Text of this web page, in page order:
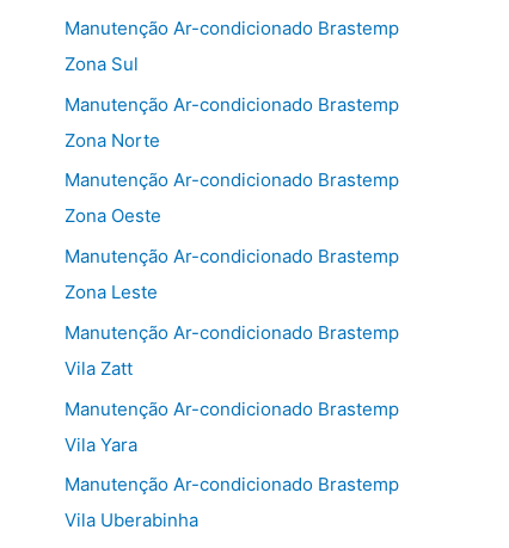
Manutenção Ar-condicionado Brastemp
Zona Sul
Manutenção Ar-condicionado Brastemp
Zona Norte
Manutenção Ar-condicionado Brastemp
Zona Oeste
Manutenção Ar-condicionado Brastemp
Zona Leste
Manutenção Ar-condicionado Brastemp
Vila Zatt
Manutenção Ar-condicionado Brastemp
Vila Yara
Manutenção Ar-condicionado Brastemp
Vila Uberabinha